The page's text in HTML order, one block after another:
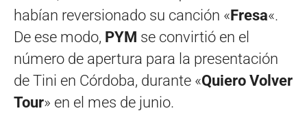
habían reversionado su canción «Fresa«.
De ese modo, PYM se convirtió en el
número de apertura para la presentación
de Tini en Córdoba, durante «Quiero Volver
Tour» en el mes de junio.